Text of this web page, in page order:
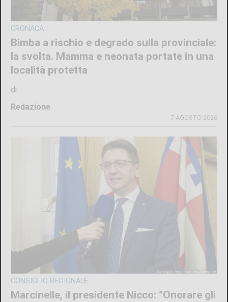
CRONACA
Bimba a rischio e degrado sulla provinciale:
la svolta. Mamma e neonata portate in una
località protetta
di
Redazione
7 AGOSTO 2026
CONSIGLIO REGIONALE
Marcinelle, il presidente Nicco: “Onorare gli